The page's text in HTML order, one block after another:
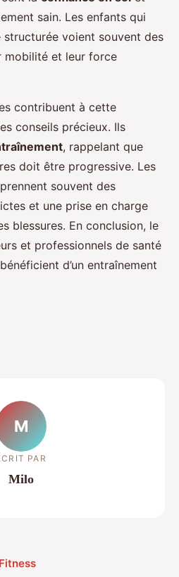
sain. Les enfants qui
structurée voient souvent des
mobilité et leur force
contribuent à cette
conseils précieux. Ils
, rappelant que
doit être progressive. Les
souvent des
et une prise en charge
blessures. En conclusion, le
et professionnels de santé
d’un entraînement
M
PAR
Milo